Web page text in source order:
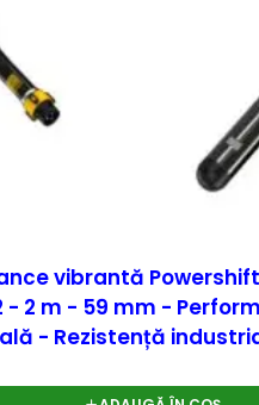
vibrantă
- 2 m - 59 mm -
- Rezistență